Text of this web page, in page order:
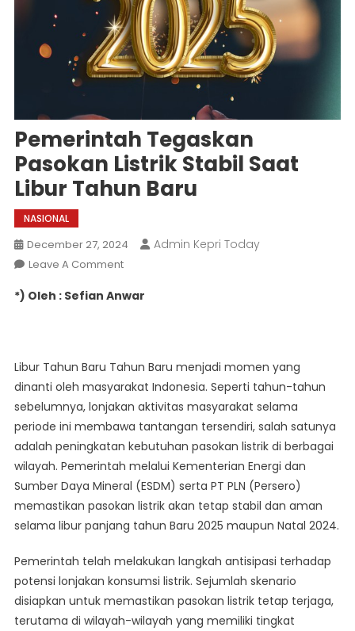
Pemerintah Tegaskan
Pasokan Listrik Stabil Saat
Libur Tahun Baru
NASIONAL
December 27, 2024 Admin Kepri Today
Leave A CommentOn
Tegaskan
Saat
Libur
Tahun
Baru
*) Oleh : Sefian Anwar
Libur Tahun Baru Tahun Baru menjadi momen yang
dinanti oleh masyarakat Indonesia. Seperti tahun-tahun
sebelumnya, lonjakan aktivitas masyarakat selama
periode ini membawa tantangan tersendiri, salah satunya
adalah peningkatan kebutuhan pasokan listrik di berbagai
wilayah. Pemerintah melalui Kementerian Energi dan
Sumber Daya Mineral (ESDM) serta PT PLN (Persero)
memastikan pasokan listrik akan tetap stabil dan aman
selama libur panjang tahun Baru 2025 maupun Natal 2024.
Pemerintah telah melakukan langkah antisipasi terhadap
potensi lonjakan konsumsi listrik. Sejumlah skenario
disiapkan untuk memastikan pasokan listrik tetap terjaga,
terutama di wilayah-wilayah yang memiliki tingkat